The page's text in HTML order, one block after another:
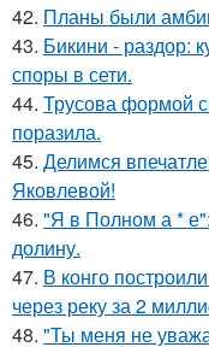
42. Планы были
43. Бикини - раздор:
споры в сети.
44. Трусова формой
поразила.
45. Делимся
Яковлевой!
46. "Я в Полном а *
долину.
47. В конго
через реку за 2
48. "Ты меня не